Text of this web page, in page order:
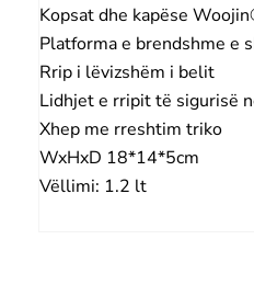
Kopsat dhe kapëse
Platforma e brendshme e
Rrip i lëvizshëm i belit
Lidhjet e rripit të sigurisë
Xhep me rreshtim triko
WxHxD 18*14*5cm
Vëllimi: 1.2 lt